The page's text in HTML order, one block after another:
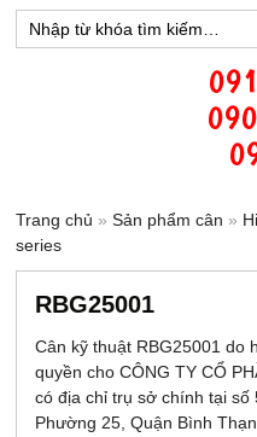
Trang chủ »Sản phẩm cân »
series
RBG25001
Cân kỹ thuật RBG25001 do
quyền cho CÔNG TY CỔ
có địa chỉ trụ sở chính tại
Phường 25, Quận Bình